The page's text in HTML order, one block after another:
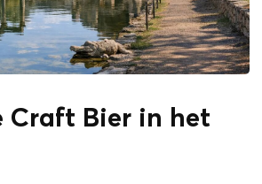
Craft Bier in het